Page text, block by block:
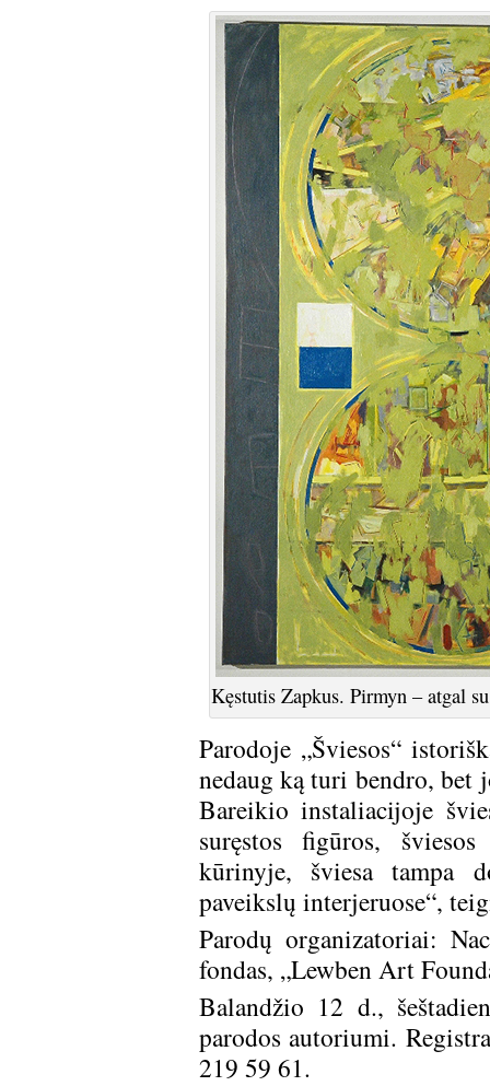
Kęstutis Zapkus. Pirmyn – atgal
Parodoje „Šviesos“
nedaug ką turi bendro, bet
Bareikio instaliacijoje
suręstos figūros,
kūrinyje, šviesa tampa
paveikslų interjeruose“,
Parodų organizatoriai:
fondas, „Lewben Art
Balandžio 12 d.,
parodos autoriumi.
219 59 61.